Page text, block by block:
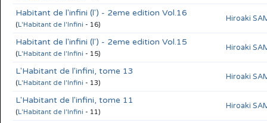
Habitant de l'infini (l') - 2eme edition Vol.16
(L'Habitant de l'Infini - 16)
Hiroaki
Habitant de l'infini (l') - 2eme edition Vol.15
(L'Habitant de l'Infini - 15)
Hiroaki
L'Habitant de l'infini, tome 13
(L'Habitant de l'Infini - 13)
Hiroaki
L'Habitant de l'infini, tome 11
(L'Habitant de l'Infini - 11)
Hiroaki